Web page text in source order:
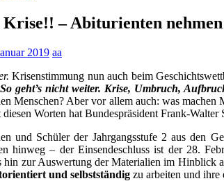
– Abiturienten nehmen
2019 aa
Krisenstimmung nun auch beim
So geht’s nicht weiter. Krise, Umbruch,
Menschen? Aber vor allem auch: was
Worten hat Bundespräsident Frank-
und Schüler der Jahrgangsstufe 2 aus den
hinweg – der Einsendeschluss ist der 28.
hin zur Auswertung der Materialien im Hinblick
und selbstständig zu arbeiten und ihre